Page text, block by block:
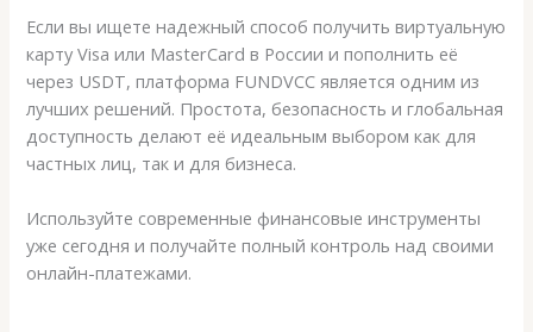
Если вы ищете надежный способ получить виртуальную
карту Visa или MasterCard в России и пополнить её
через USDT, платформа FUNDVCC является одним из
лучших решений. Простота, безопасность и глобальная
доступность делают её идеальным выбором как для
частных лиц, так и для бизнеса.
Используйте современные финансовые инструменты
уже сегодня и получайте полный контроль над своими
онлайн-платежами.